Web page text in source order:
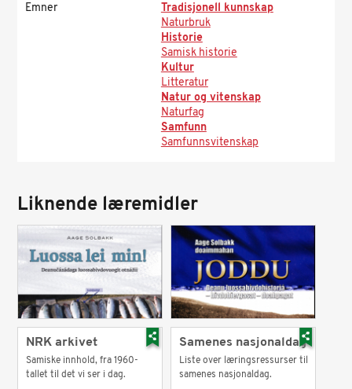
Emner
Tradisjonell kunnskap
Naturbruk
Historie
Samisk historie
Kultur
Litteratur
Natur og vitenskap
Naturfag
Samfunn
Samfunnsvitenskap
Liknende læremidler
NRK arkivet
Samiske innhold, fra 1960-
tallet til det vi ser i dag.
Samenes nasjonaldag
Liste over læringsressurser til
samenes nasjonaldag.